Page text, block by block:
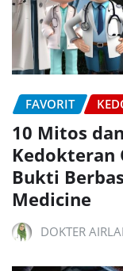
FAVORIT
10 Mitos
Kedokteran
Bukti
Medicine
DOKTER